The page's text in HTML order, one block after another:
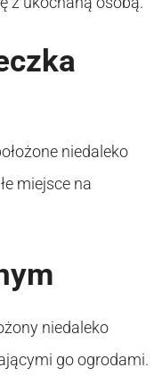
niedaleko
miejsce na
niedaleko
go ogrodami.